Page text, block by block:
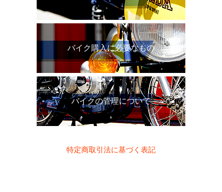
バイク購入に必要なもの
バイクの管理について
特定商取引法に基づく表記